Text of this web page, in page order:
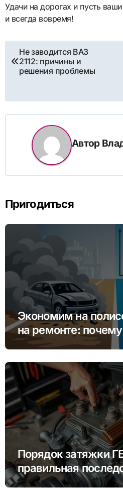
Удачи на дорогах и пусть
и всегда вовремя!
Навигация
по
Не заводится ВАЗ
2112: причины и
решения проблемы
Автор
Пригодиться
Экономим на
на ремонте:
бонус-малус (КБМ)
Порядок затяжки
правильная
моменты